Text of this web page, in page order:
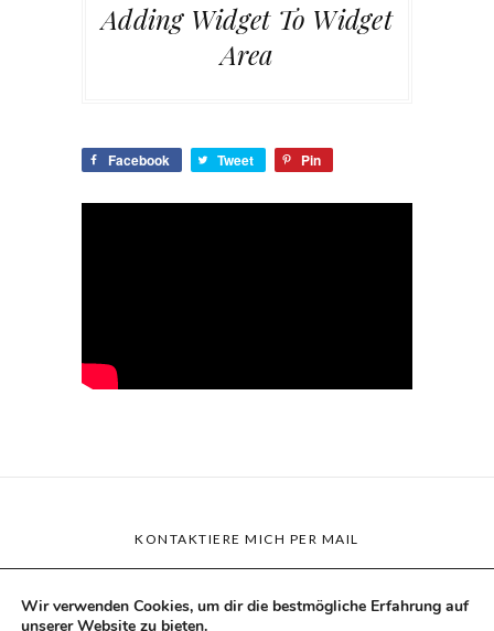
Adding Widget To Widget
Area
Facebook Tweet Pin
KONTAKTIERE MICH PER MAIL
Wir verwenden Cookies, um dir die bestmögliche Erfahrung auf
unserer Website zu bieten.